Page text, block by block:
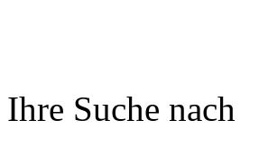
Ihre Suche nach